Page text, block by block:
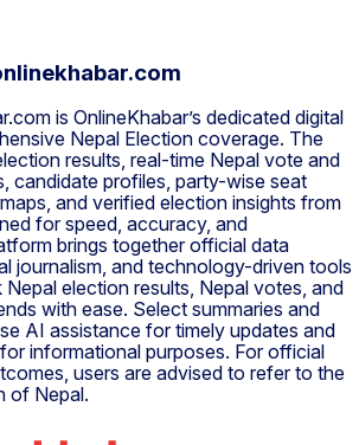
is OnlineKhabar’s dedicated digital
Nepal Election coverage. The
results, real-time Nepal vote and
candidate profiles, party-wise seat
and verified election insights from
for speed, accuracy, and
brings together official data
journalism, and technology-driven tools
election results, Nepal votes, and
with ease. Select summaries and
AI assistance for timely updates and
informational purposes. For official
users are advised to refer to the
of Nepal.